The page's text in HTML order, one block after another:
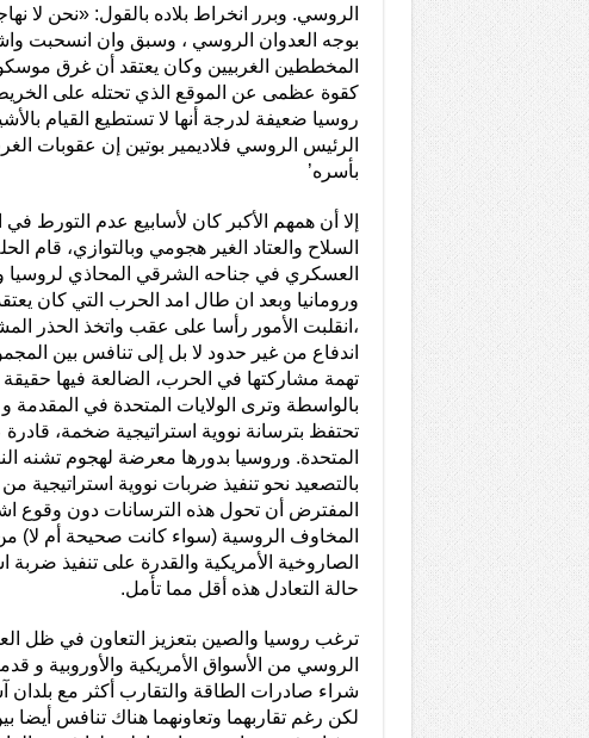
الروسي. وبرر انخراط بلاده بالقول: «نحن لا
بوجه العدوان الروسي ، وسبق وان انسحبت
المخططين الغربيين وكان يعتقد أن غرق
كقوة عظمى عن الموقع الذي تحتله على
روسيا ضعيفة لدرجة أنها لا تستطيع القيام
الرئيس الروسي فلاديمير بوتين إن عقوبات
بأسره’
إلا أن همهم الأكبر كان لأسابيع عدم التورط
السلاح والعتاد الغير هجومي وبالتوازي، قام
العسكري في جناحه الشرقي المحاذي لروسيا
ورومانيا وبعد ان طال امد الحرب التي كان
،انقلبت الأمور رأسا على عقب واتخذ الحذر
اندفاع من غير حدود لا بل إلى تنافس بين
تهمة مشاركتها في الحرب، الضالعة فيها
بالواسطة وترى الولايات المتحدة في المقدمة
تحتفظ بترسانة نووية استراتيجية ضخمة،
المتحدة. وروسيا بدورها معرضة لهجوم تشنه
بالتصعيد نحو تنفيذ ضربات نووية استراتيجية
المفترض أن تحول هذه الترسانات دون وقوع
المخاوف الروسية (سواء كانت صحيحة أم لا) من
الصاروخية الأمريكية والقدرة على تنفيذ
حالة التعادل هذه أقل مما تأمل.
ترغب روسيا والصين بتعزيز التعاون في ظل
الروسي من الأسواق الأمريكية والأوروبية و
شراء صادرات الطاقة والتقارب أكثر مع
لكن رغم تقاربهما وتعاونهما هناك تنافس